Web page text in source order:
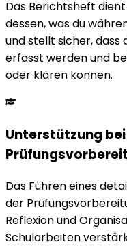
Das Berichtsheft
dessen, was du
und stellt sicher, dass
erfasst werden und
oder klären können.
Unterstützung
Das Führen eines
der
Reflexion und
Schularbeiten